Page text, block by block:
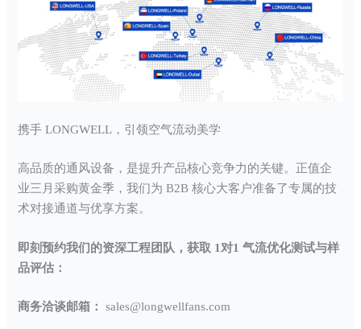
携手 LONGWELL，引领空气流动美学
高品质的通风设备，是提升产品核心竞争力的关键。正值企
业三月采购黄金季，我们为 B2B 核心大客户准备了专属的技
术对接通道与优享方案。
即刻预约我们的资深工程团队，获取 1对1 气流优化测试与样
品评估：
商务洽谈邮箱：sales@longwellfans.com